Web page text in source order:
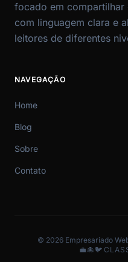
focado em compartilhar
com linguagem clara e
leitores de diferentes
NAVEGAÇÃO
Home
Blog
Sobre
Contato
© 2026 Empresariado
💼🐙🐦